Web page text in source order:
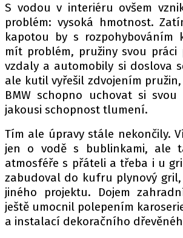
INZERCE
OSOBNÍ ÚDAJE /
Provozovatelem serveru
INCORP MEDIA GROUP s.r.o., IČ:
S vodou v interiéru ovšem
problém: vysoká hmotnost.
kapotou by s rozpohybováním
mít problém, pružiny svou práci
vzdaly a automobily si doslova
ale kutil vyřešil zdvojením
BMW schopno uchovat si
jakousi schopnost tlumení.
Tím ale úpravy stále nekončily.
jen o vodě s bublinkami, ale
atmosféře s přáteli a třeba i u
zabudoval do kufru plynový
jiného projektu. Dojem
ještě umocnil polepením
a instalací dekoračního